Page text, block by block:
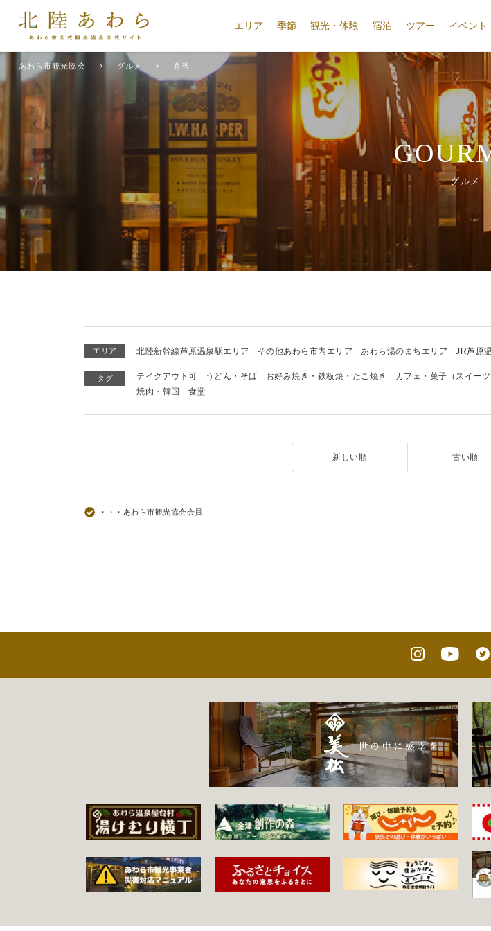
エリア 季節 観光・体験 宿泊 ツアー イベント
あわら市観光協会 グルメ 弁当
グルメ
エリア 北陸新幹線芦原温泉駅エリア その他あわら市内エリア あわら湯のまちエリア JR芦原
タグ テイクアウト可 うどん・そば お好み焼き・鉄板焼・たこ焼き カフェ・菓子（スイーツ
焼肉・韓国
食堂
新しい順 古い順
・・・あわら市観光協会会員